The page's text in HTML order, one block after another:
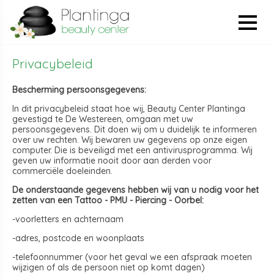
Privacybeleid
Bescherming persoonsgegevens:
In dit privacybeleid staat hoe wij, Beauty Center Plantinga
gevestigd te De Westereen, omgaan met uw
persoonsgegevens. Dit doen wij om u duidelijk te informeren
over uw rechten. Wij bewaren uw gegevens op onze eigen
computer. Die is beveiligd met een antivirusprogramma. Wij
geven uw informatie nooit door aan derden voor
commerciële doeleinden.
De onderstaande gegevens hebben wij van u nodig voor het
zetten van een Tattoo - PMU - Piercing - Oorbel:
-voorletters en achternaam
-adres, postcode en woonplaats
-telefoonnummer (voor het geval we een afspraak moeten
wijzigen of als de persoon niet op komt dagen)